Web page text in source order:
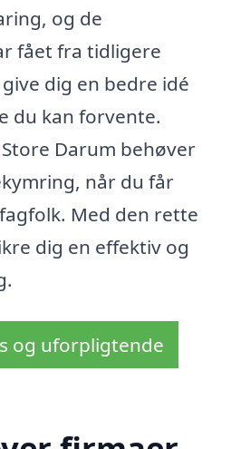
og de
fået fra tidligere
dig en bedre idé
du kan forvente.
Darum behøver
når du får
Med den rette
dig en effektiv og
og uforpligtende